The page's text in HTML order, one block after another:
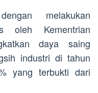
melakukan
oleh Kementrian
daya saing
industri di tahun
yang terbukti dari